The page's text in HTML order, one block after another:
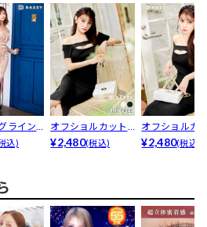
ライン
ニット
込)
オフショルカット
アウト半袖ニット
¥2,480(税込)
オフショルカ
アウト半袖ニ
¥2,480(税込)